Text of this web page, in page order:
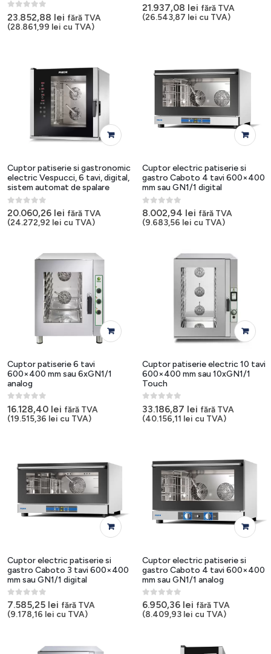
0out of 5
23.852,88 lei fără TVA
(28.861,99 lei cu TVA)
0out of 5
21.937,08 lei fără TVA
(26.543,87 lei cu TVA)
Cuptor patiserie si gastronomic
electric Vespucci, 6 tavi, digital,
sistem automat de spalare
0out of 5
20.060,26 lei fără TVA
(24.272,92 lei cu TVA)
Cuptor electric patiserie si
gastro Caboto 4 tavi 600×400
mm sau GN1/1 digital
0out of 5
8.002,94 lei fără TVA
(9.683,56 lei cu TVA)
Cuptor patiserie 6 tavi
600×400 mm sau 6xGN1/1
analog
0out of 5
16.128,40 lei fără TVA
(19.515,36 lei cu TVA)
Cuptor patiserie electric 10 tavi
600×400 mm sau 10xGN1/1
Touch
0out of 5
33.186,87 lei fără TVA
(40.156,11 lei cu TVA)
Cuptor electric patiserie si
gastro Caboto 3 tavi 600×400
mm sau GN1/1 digital
0out of 5
7.585,25 lei fără TVA
(9.178,16 lei cu TVA)
Cuptor electric patiserie si
gastro Caboto 4 tavi 600×400
mm sau GN1/1 analog
0out of 5
6.950,36 lei fără TVA
(8.409,93 lei cu TVA)